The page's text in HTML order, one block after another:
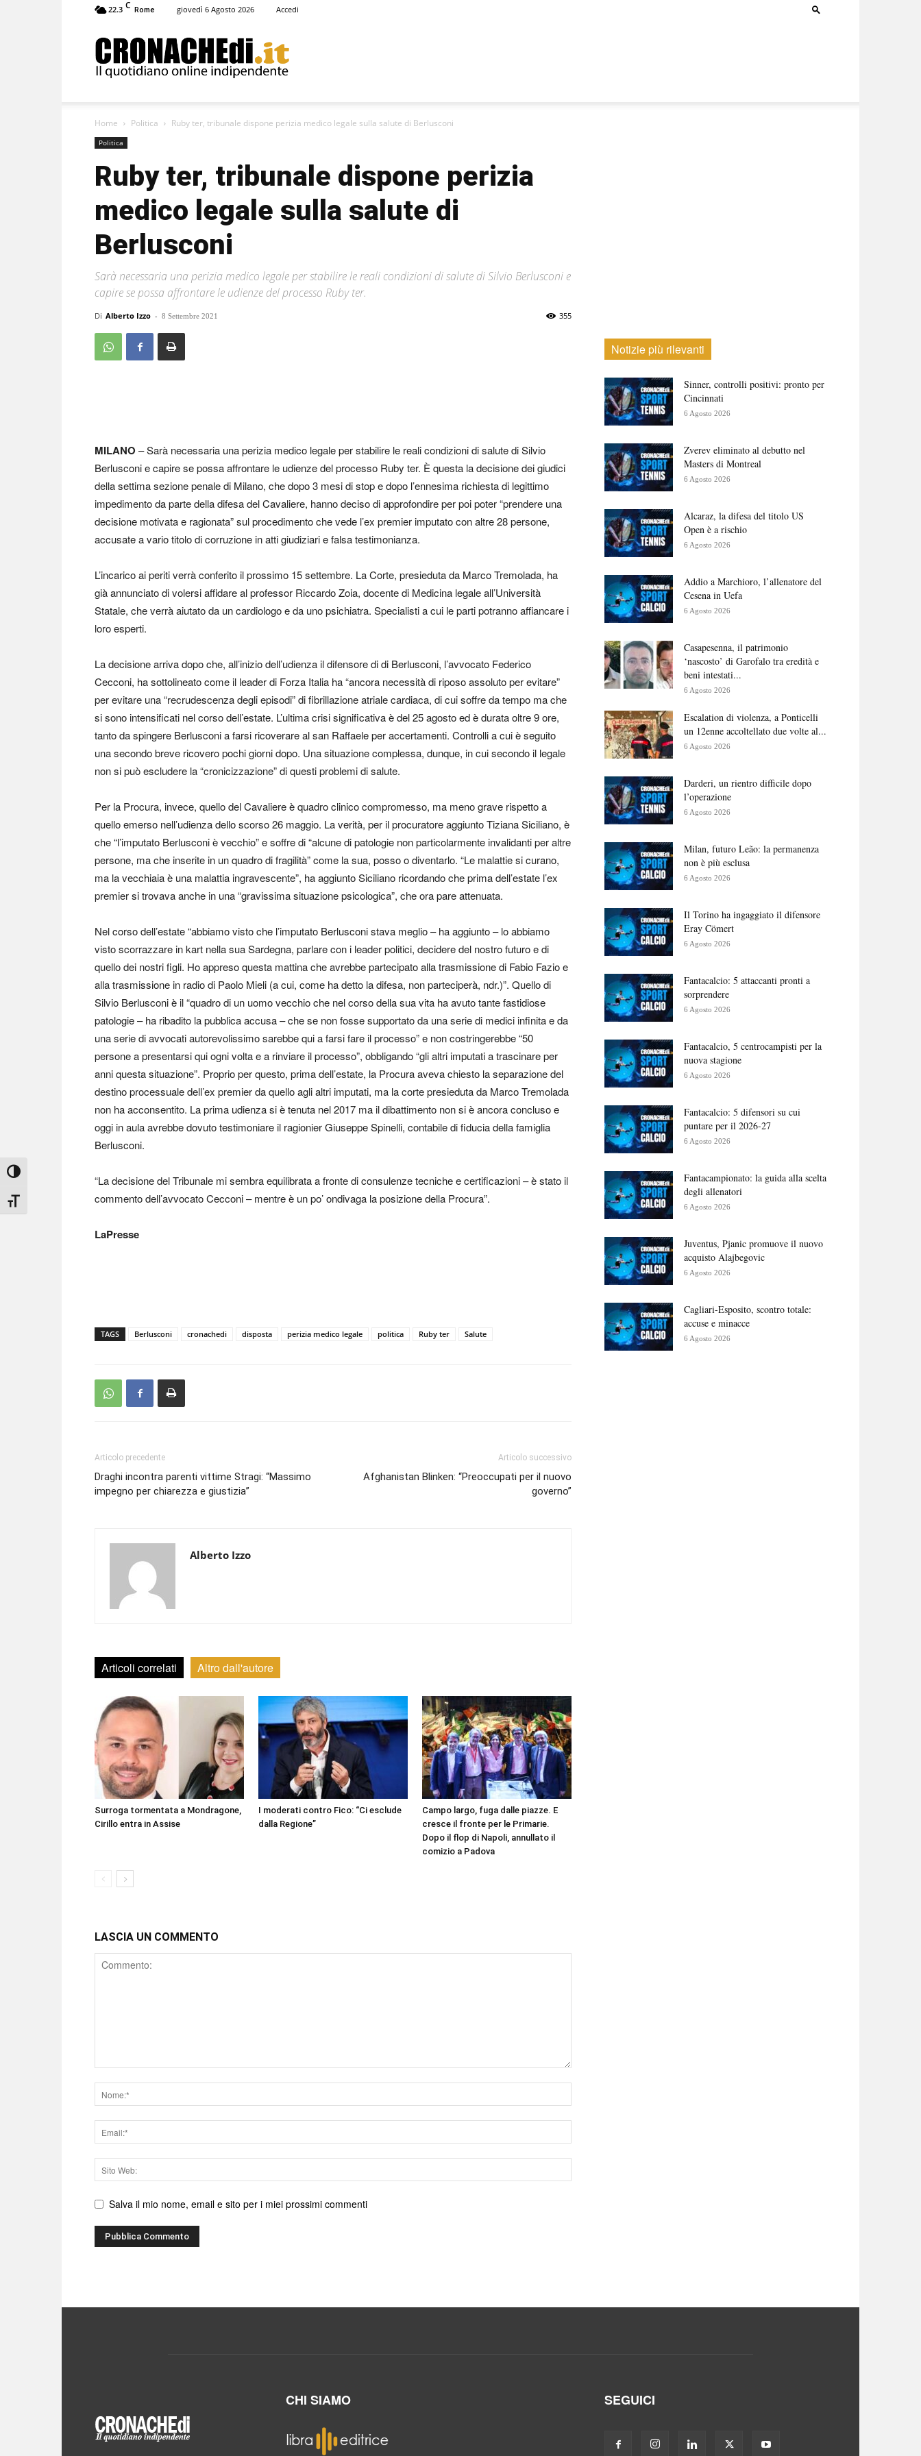
Attiva/disattiva alto contrasto
Attiva/disattiva dimensione testo
22.3 C Rome giovedì 6 Agosto 2026 Accedi
Home Politica Ruby ter, tribunale dispone perizia medico legale sulla salute di Berlusconi
Politica
Ruby ter, tribunale dispone perizia
medico legale sulla salute di
Berlusconi
Sarà necessaria una perizia medico legale per stabilire le reali condizioni di salute di Silvio Berlusconi e
capire se possa affrontare le udienze del processo Ruby ter.
Di Alberto Izzo - 8 Settembre 2021 355
MILANO – Sarà necessaria una perizia medico legale per stabilire le reali condizioni di salute di Silvio
Berlusconi e capire se possa affrontare le udienze del processo Ruby ter. È questa la decisione dei giudici
della settima sezione penale di Milano, che dopo 3 mesi di stop e dopo l’ennesima richiesta di legittimo
impedimento da parte della difesa del Cavaliere, hanno deciso di approfondire per poi poter “prendere una
decisione motivata e ragionata” sul procedimento che vede l’ex premier imputato con altre 28 persone,
accusate a vario titolo di corruzione in atti giudiziari e falsa testimonianza.
L’incarico ai periti verrà conferito il prossimo 15 settembre. La Corte, presieduta da Marco Tremolada, ha
già annunciato di volersi affidare al professor Riccardo Zoia, docente di Medicina legale all’Università
Statale, che verrà aiutato da un cardiologo e da uno psichiatra. Specialisti a cui le parti potranno affiancare i
loro esperti.
La decisione arriva dopo che, all’inizio dell’udienza il difensore di di Berlusconi, l’avvocato Federico
Cecconi, ha sottolineato come il leader di Forza Italia ha “ancora necessità di riposo assoluto per evitare”
per evitare una “recrudescenza degli episodi” di fibrillazione atriale cardiaca, di cui soffre da tempo ma che
si sono intensificati nel corso dell’estate. L’ultima crisi significativa è del 25 agosto ed è durata oltre 9 ore,
tanto da spingere Berlusconi a farsi ricoverare al san Raffaele per accertamenti. Controlli a cui è seguito
una secondo breve ricovero pochi giorni dopo. Una situazione complessa, dunque, in cui secondo il legale
non si può escludere la “cronicizzazione” di questi problemi di salute.
Per la Procura, invece, quello del Cavaliere è quadro clinico compromesso, ma meno grave rispetto a
quello emerso nell’udienza dello scorso 26 maggio. La verità, per il procuratore aggiunto Tiziana Siciliano, è
che “l’imputato Berlusconi è vecchio” e soffre di “alcune di patologie non particolarmente invalidanti per altre
persone, ma che inserite in un quadro di fragilità” come la sua, posso o diventarlo. “Le malattie si curano,
ma la vecchiaia è una malattia ingravescente”, ha aggiunto Siciliano ricordando che prima dell’estate l’ex
premier si trovava anche in una “gravissima situazione psicologica”, che ora pare attenuata.
Nel corso dell’estate “abbiamo visto che l’imputato Berlusconi stava meglio – ha aggiunto – lo abbiamo
visto scorrazzare in kart nella sua Sardegna, parlare con i leader politici, decidere del nostro futuro e di
quello dei nostri figli. Ho appreso questa mattina che avrebbe partecipato alla trasmissione di Fabio Fazio e
alla trasmissione in radio di Paolo Mieli (a cui, come ha detto la difesa, non parteciperà, ndr.)”. Quello di
Silvio Berlusconi è il “quadro di un uomo vecchio che nel corso della sua vita ha avuto tante fastidiose
patologie – ha ribadito la pubblica accusa – che se non fosse supportato da una serie di medici infinita e da
una serie di avvocati autorevolissimo sarebbe qui a farsi fare il processo” e non costringerebbe “50
persone a presentarsi qui ogni volta e a rinviare il processo”, obbligando “gli altri imputati a trascinare per
anni questa situazione”. Proprio per questo, prima dell’estate, la Procura aveva chiesto la separazione del
destino processuale dell’ex premier da quello agli altri imputati, ma la corte presieduta da Marco Tremolada
non ha acconsentito. La prima udienza si è tenuta nel 2017 ma il dibattimento non si è ancora concluso e
oggi in aula avrebbe dovuto testimoniare il ragionier Giuseppe Spinelli, contabile di fiducia della famiglia
Berlusconi.
“La decisione del Tribunale mi sembra equilibrata a fronte di consulenze tecniche e certificazioni – è stato il
commento dell’avvocato Cecconi – mentre è un po’ ondivaga la posizione della Procura”.
LaPresse
TAGS Berlusconi cronachedi disposta perizia medico legale politica Ruby ter Salute
Articolo precedente
Draghi incontra parenti vittime Stragi: “Massimo
impegno per chiarezza e giustizia”
Articolo successivo
Afghanistan Blinken: “Preoccupati per il nuovo
governo”
Alberto Izzo
Articoli correlati Altro dall'autore
Surroga tormentata a Mondragone,
Cirillo entra in Assise
I moderati contro Fico: “Ci esclude
dalla Regione”
Campo largo, fuga dalle piazze. E
cresce il fronte per le Primarie.
Dopo il flop di Napoli, annullato il
comizio a Padova
LASCIA UN COMMENTO
Comment
Nome
Email
Sito
web
Salva il mio nome, email e sito per i miei prossimi commenti
Notizie più rilevanti
Sinner, controlli positivi: pronto per
Cincinnati
6 Agosto 2026
Zverev eliminato al debutto nel
Masters di Montreal
6 Agosto 2026
Alcaraz, la difesa del titolo US
Open è a rischio
6 Agosto 2026
Addio a Marchioro, l’allenatore del
Cesena in Uefa
6 Agosto 2026
Casapesenna, il patrimonio
‘nascosto’ di Garofalo tra eredità e
beni intestati...
6 Agosto 2026
Escalation di violenza, a Ponticelli
un 12enne accoltellato due volte al...
6 Agosto 2026
Darderi, un rientro difficile dopo
l’operazione
6 Agosto 2026
Milan, futuro Leão: la permanenza
non è più esclusa
6 Agosto 2026
Il Torino ha ingaggiato il difensore
Eray Cömert
6 Agosto 2026
Fantacalcio: 5 attaccanti pronti a
sorprendere
6 Agosto 2026
Fantacalcio, 5 centrocampisti per la
nuova stagione
6 Agosto 2026
Fantacalcio: 5 difensori su cui
puntare per il 2026-27
6 Agosto 2026
Fantacampionato: la guida alla scelta
degli allenatori
6 Agosto 2026
Juventus, Pjanic promuove il nuovo
acquisto Alajbegovic
6 Agosto 2026
Cagliari-Esposito, scontro totale:
accuse e minacce
6 Agosto 2026
CHI SIAMO SEGUICI